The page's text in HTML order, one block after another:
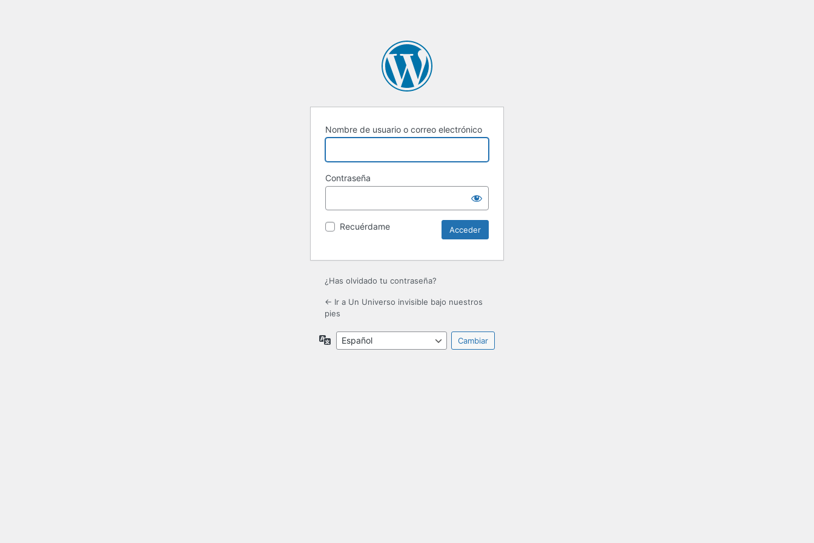
Nombre de usuario o correo electrónico
Contraseña
Recuérdame
¿Has olvidado tu contraseña?
← Ir a Un Universo invisible bajo nuestros
pies
Idioma